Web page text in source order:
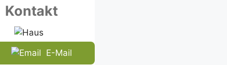
Kontakt
E-Mail